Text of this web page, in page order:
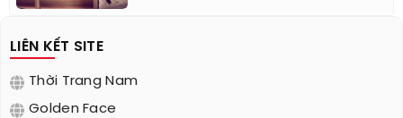
LIÊN KẾT SITE
Thời Trang Nam
Golden Face